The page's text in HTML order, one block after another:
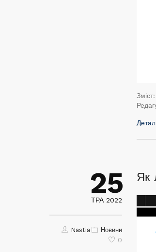
25
ТРА 2022
Nastia Новини
0
Як